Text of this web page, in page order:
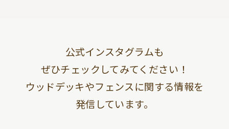
公式インスタグラムも
ぜひチェックしてみてください！
ウッドデッキやフェンスに関する情報を
発信しています。